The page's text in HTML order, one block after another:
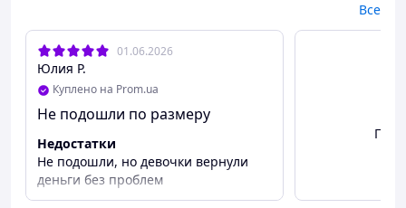
Для швидкої відповіді та зручності пишіть нам на
Viber
Все
01.06.2026
Юлия Р.
Куплено на Prom.ua
Не подошли по размеру
Недостатки
Не подошли, но девочки вернули
деньги без проблем